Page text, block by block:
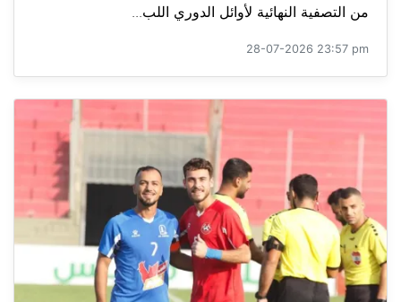
من التصفية النهائية لأوائل الدوري اللب...
28-07-2026 23:57 pm